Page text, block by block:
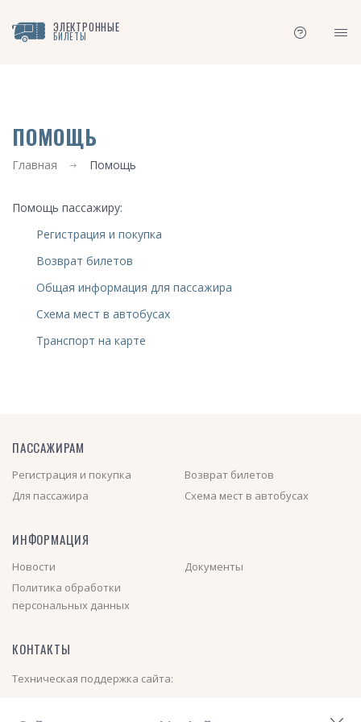
ЭЛЕКТРОННЫЕ
БИЛЕТЫ
ПОМОЩЬ
Главная Помощь
Помощь пассажиру:
Регистрация и покупка
Возврат билетов
Общая информация для пассажира
Схема мест в автобусах
Транспорт на карте
ПАССАЖИРАМ
Регистрация и покупка
Возврат билетов
Для пассажира
Схема мест в автобусах
ИНФОРМАЦИЯ
Новости
Документы
Политика обработки
персональных данных
КОНТАКТЫ
Техническая поддержка сайта: